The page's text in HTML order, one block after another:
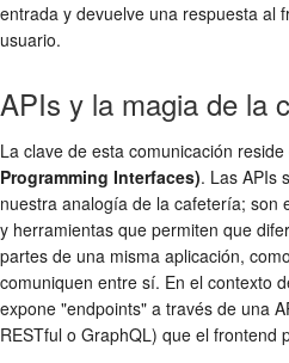
entrada y devuelve una respuesta al
usuario.
APIs y la magia de la
La clave de esta comunicación
Programming Interfaces). Las APIs
nuestra analogía de la cafetería; son
y herramientas que permiten que
partes de una misma aplicación,
comuniquen entre sí. En el contexto
expone "endpoints" a través de una
RESTful o GraphQL) que el frontend